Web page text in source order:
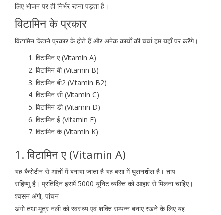
लिए भोजन पर ही निर्भर रहना पड़ता है।
विटामिन के प्रकार
विटामिन कितने प्रकार के होते हैं और अनेक कार्यों की चर्चा हम यहॉं पर करेंगे।
विटामिन ए (Vitamin A)
विटामिन बी (Vitamin B)
विटामिन बी2 (Vitamin B2)
विटामिन सी (Vitamin C)
विटामिन डी (Vitamin D)
विटामिन ई (Vitamin E)
विटामिन के (Vitamin K)
1. विटामिन ए (Vitamin A)
यह कैरोटीन से आंतों में बनाया जाता है यह वसा में घुलनशील है। ताप
सहिष्णु है। प्रतिदिन इसमें 5000 यूनिट व्यक्ति को आहार से मिलना चाहिए।
श्वसन अंगो, पांचन
अंगो तथा मूत्र नली को स्वस्थ्य एवं शक्ति सम्पन्न बनाए रखने के लिए यह